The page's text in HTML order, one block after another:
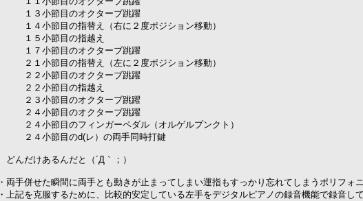
１３小節目のオクターブ跳躍
１４小節目の指替え（右に２度ポジション移動）
１５小節目の指越え
１７小節目のオクターブ跳躍
２１小節目の指替え（左に２度ポジション移動）
２２小節目のオクターブ跳躍
２２小節目の指越え
２３小節目のオクターブ跳躍
２４小節目のオクターブ跳躍
２４小節目のフィンガーペダル（オルゲルプンクト）
２４小節目のd(レ）の両手同時打鍵
どんだけあるんだと（´Д｀；）
・両手併せた瞬間に両手とも動きが止まってしまい運指もすっかり忘れてしまうポリフォ
・上記を克服するために、比較的安定している左手をデジタルピアノの録音機能で録音し